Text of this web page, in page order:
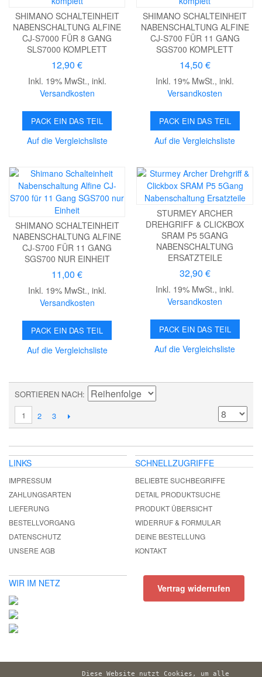
SHIMANO SCHALTEINHEIT
NABENSCHALTUNG ALFINE
CJ-S7000 FÜR 8 GANG
SLS7000 KOMPLETT
12,90 €
Inkl. 19% MwSt., inkl.
Versandkosten
PACK EIN DAS TEIL
Auf die Vergleichsliste
SHIMANO SCHALTEINHEIT
NABENSCHALTUNG ALFINE
CJ-S700 FÜR 11 GANG
SGS700 KOMPLETT
14,50 €
Inkl. 19% MwSt.,inkl.
Versandkosten
PACK EIN DAS TEIL
Auf die Vergleichsliste
SHIMANO SCHALTEINHEIT
NABENSCHALTUNG ALFINE
CJ-S700 FÜR 11 GANG
SGS700 NUR EINHEIT
11,00 €
Inkl. 19% MwSt., inkl.
Versandkosten
PACK EIN DAS TEIL
Auf die Vergleichsliste
STURMEY ARCHER
DREHGRIFF & CLICKBOX
SRAM P5 5GANG
NABENSCHALTUNG
ERSATZTEILE
32,90 €
Inkl. 19% MwSt.,inkl.
Versandkosten
PACK EIN DAS TEIL
Auf die Vergleichsliste
SORTIEREN NACH
1
2 3
LINKS
IMPRESSUM
ZAHLUNGSARTEN
LIEFERUNG
BESTELLVORGANG
DATENSCHUTZ
UNSERE AGB
SCHNELLZUGRIFFE
BELIEBTE SUCHBEGRIFFE
DETAIL PRODUKTSUCHE
PRODUKT ÜBERSICHT
WIDERRUF & FORMULAR
DEINE BESTELLUNG
KONTAKT
WIR IM NETZ Vertrag widerrufen
Diese Website nutzt Cookies, um alle